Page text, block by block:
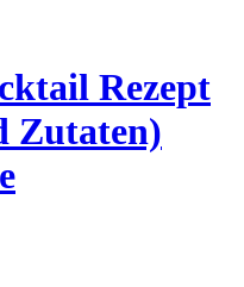
Rezept
Zutaten)